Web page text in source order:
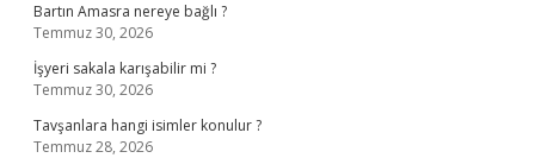
Bartın Amasra nereye bağlı ?
Temmuz 30, 2026
İşyeri sakala karışabilir mi ?
Temmuz 30, 2026
Tavşanlara hangi isimler konulur ?
Temmuz 28, 2026